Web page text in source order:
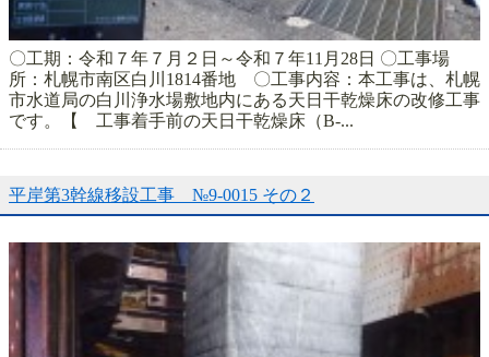
〇工期：令和７年７月２日～令和７年11月28日 〇工事場
所：札幌市南区白川1814番地 〇工事内容：本工事は、札幌
市水道局の白川浄水場敷地内にある天日干乾燥床の改修工事
です。【 工事着手前の天日干乾燥床（B-...
平岸第3幹線移設工事 №9-0015 その２